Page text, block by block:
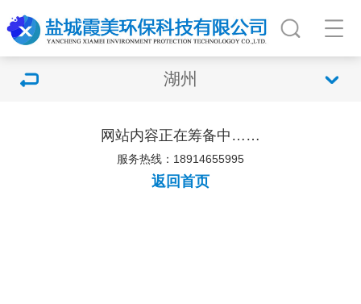
湖州
网站内容正在筹备中……
服务热线：18914655995
返回首页